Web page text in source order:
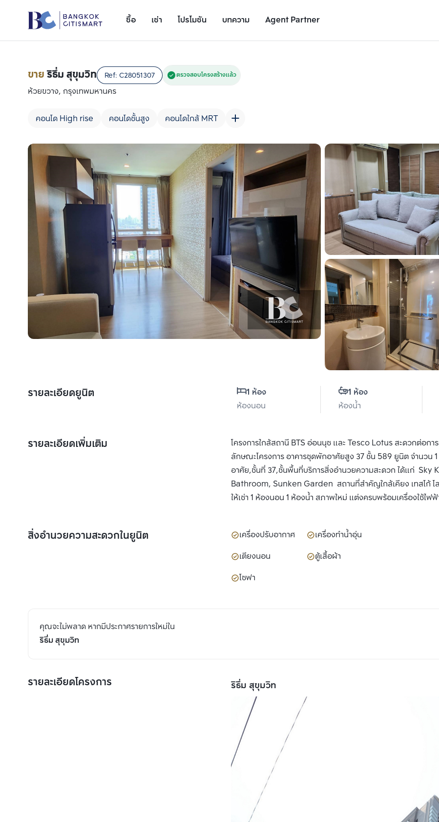
ซื้อ เช่า โปรโมชัน บทความ Agent Partner
รายละเอียดยูนิต
ขายริธึ่ม สุขุมวิท Ref: C28051307 ตรวจสอบโครงสร้างแล้ว
ห้วยขวาง, กรุงเทพมหานคร
คอนโด High rise คอนโดชั้นสูง คอนโดใกล้ MRT
รายละเอียดยูนิต
1 ห้อง
ห้องนอน
1 ห้อง
ห้องน้ำ
รายละเอียดเพิ่มเติม
โครงการใกล้สถานี BTS อ่อนนุช และ Tesco Lotus สะดวกต่อกา
ลักษณะโครงการ อาคารชุดพักอาศัยสูง 37 ชั้น 589 ยูนิต จำนวน
อาศัย,ชั้นที่ 37,ชั้นพื้นที่บริการสิ่งอำนวยความสะดวก ได้แก่
Bathroom, Sunken Garden สถานที่สำคัญใกล้เคียง เทสโก้ โ
ให้เช่า 1 ห้องนอน 1 ห้องน้ำ สภาพใหม่ แต่งครบพร้อมเครื่องใช้ไฟฟ้
สิ่งอำนวยความสะดวกในยูนิต เครื่องปรับอากาศ
เครื่องทำน้ำอุ่น
เตียงนอน
ตู้เสื้อผ้า
โซฟา
คุณจะไม่พลาด หากมีประกาศรายการใหม่ใน
ริธึ่ม สุขุมวิท
รายละเอียดโครงการ ริธึ่ม สุขุมวิท
เพิ่มยูนิตเปรียบเทียบ
รายการที่ 1
เพิ่มยูนิตเปรียบเทียบ
รายการที่ 2
เพิ่มยูนิตเปรียบเทียบ
รายการที่ 3